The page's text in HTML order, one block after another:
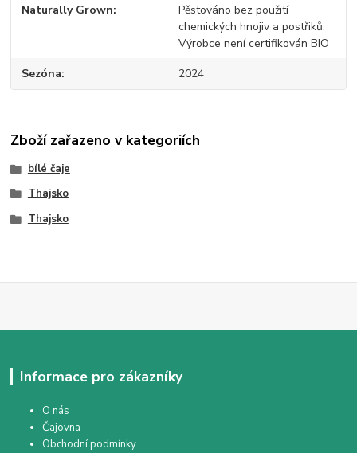
Naturally Grown
Pěstováno bez použití
chemických hnojiv a postřiků.
Výrobce není certifikován BIO
Sezóna 2024
Zboží zařazeno v kategoriích
bílé čaje
Thajsko
Thajsko
Informace pro zákazníky
O nás
Čajovna
Obchodní podmínky